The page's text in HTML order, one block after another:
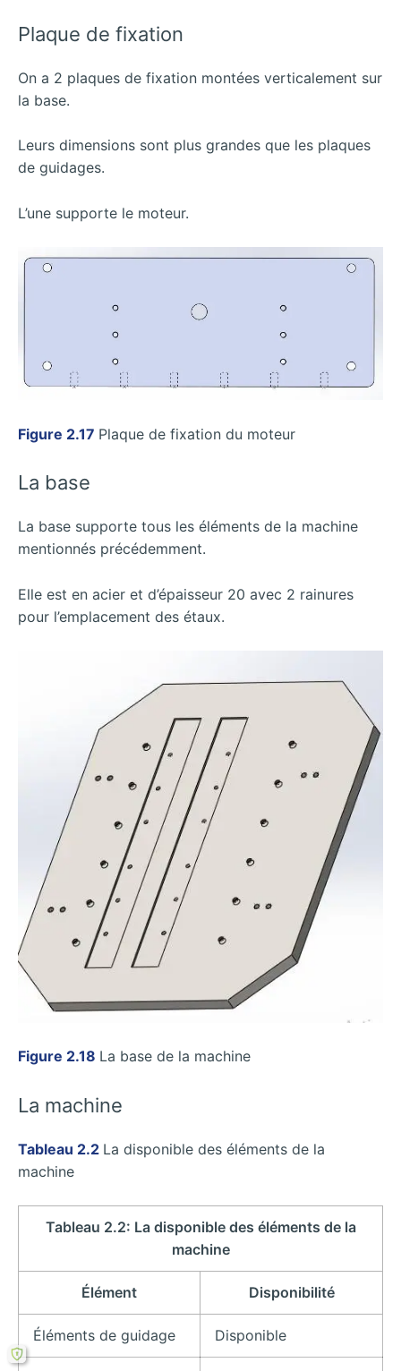
Plaque de fixation
On a 2 plaques de fixation montées verticalement sur
la base.
Leurs dimensions sont plus grandes que les plaques
de guidages.
L’une supporte le moteur.
Figure 2.17 Plaque de fixation du moteur
La base
La base supporte tous les éléments de la machine
mentionnés précédemment.
Elle est en acier et d’épaisseur 20 avec 2 rainures
pour l’emplacement des étaux.
Figure 2.18 La base de la machine
La machine
Tableau 2.2 La disponible des éléments de la
machine
Tableau 2.2: La disponible des éléments de la
machine
Élément Disponibilité
Éléments de guidage Disponible